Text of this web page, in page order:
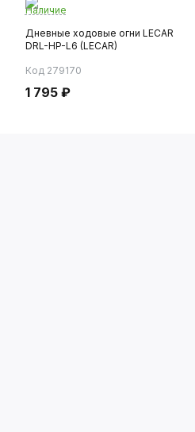
Наличие
Дневные ходовые огни LECAR
DRL-HP-L6 (LECAR)
Код 279170
1 795 ₽